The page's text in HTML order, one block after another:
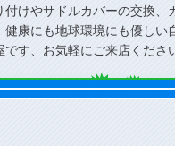
付けやサドルカバーの交換
健康にも地球環境にも優し
す、お気軽にご来店くださ